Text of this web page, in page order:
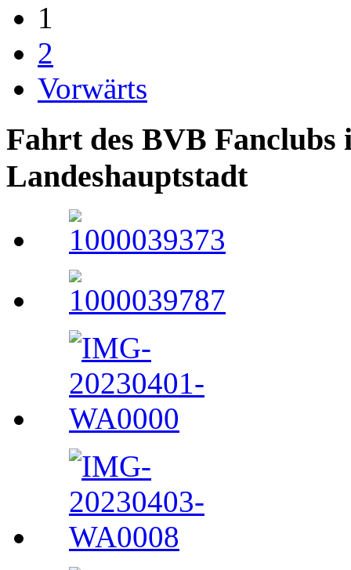
1
2
Vorwärts
Fahrt des BVB Fanclubs
Landeshauptstadt